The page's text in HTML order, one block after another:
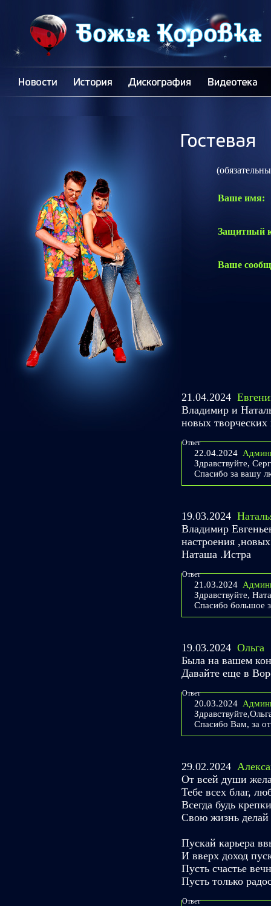
Ваше имя:
Защитный
Ваше
21.04.2024
Владимир и
новых творческих
Ответ
22.04.2024
Здравствуйте,
Спасибо за вашу
19.03.2024
Владимир
настроения
Наташа .Истра
Ответ
21.03.2024
Здравствуйте,
Спасибо большое
19.03.2024 Ольга
Была на вашем
Давайте еще в
Ответ
20.03.2024
Спасибо Вам, за
29.02.2024
От всей души
Тебе всех благ,
Всегда будь
Свою жизнь делай
Пускай карьера
И вверх доход
Пусть счастье
Пусть только
Ответ